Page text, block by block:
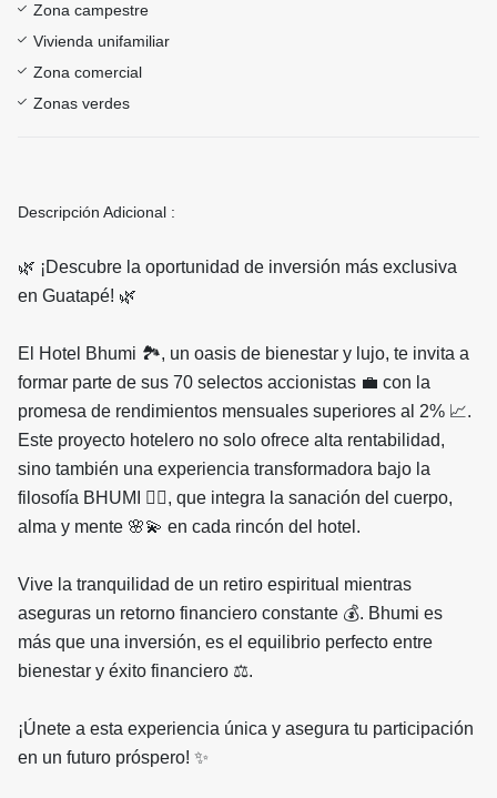
Zona campestre
Vivienda unifamiliar
Zona comercial
Zonas verdes
Descripción Adicional :
🌿 ¡Descubre la oportunidad de inversión más exclusiva
en Guatapé! 🌿
El Hotel Bhumi 🏞, un oasis de bienestar y lujo, te invita a
formar parte de sus 70 selectos accionistas 💼 con la
promesa de rendimientos mensuales superiores al 2% 📈.
Este proyecto hotelero no solo ofrece alta rentabilidad,
sino también una experiencia transformadora bajo la
filosofía BHUMI 🧘‍♀, que integra la sanación del cuerpo,
alma y mente 🌸💫 en cada rincón del hotel.
Vive la tranquilidad de un retiro espiritual mientras
aseguras un retorno financiero constante 💰. Bhumi es
más que una inversión, es el equilibrio perfecto entre
bienestar y éxito financiero ⚖.
¡Únete a esta experiencia única y asegura tu participación
en un futuro próspero! ✨